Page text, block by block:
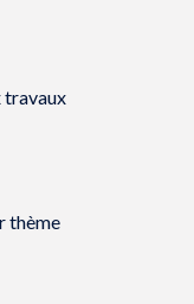
e
e
travaux
thème